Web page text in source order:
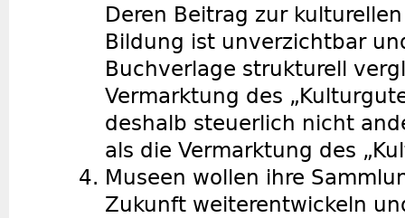
Deren Beitrag zur
Bildung ist unverzichtbar
Buchverlage strukturell
Vermarktung des
deshalb steuerlich nicht
als die Vermarktung des
Museen wollen ihre
Zukunft weiterentwickeln